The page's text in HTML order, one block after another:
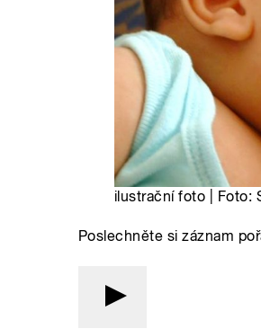
ilustrační foto | Foto:
Poslechněte si záznam